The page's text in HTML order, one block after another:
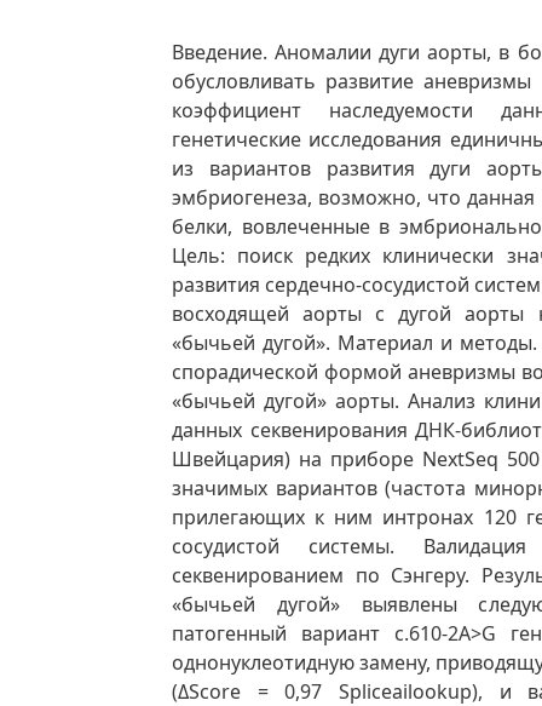
Введение. Аномалии дуги аорты, в
обусловливать развитие
коэффициент наследуемости
генетические исследования
из вариантов развития дуги
эмбриогенеза, возможно, что
белки, вовлеченные в
Цель: поиск редких клинически
развития сердечно-сосудистой
восходящей аорты с дугой аорты
«бычьей дугой». Материал и
спорадической формой аневризмы
«бычьей дугой» аорты. Анализ
данных секвенирования ДНК-
Швейцария) на приборе NextSeq
значимых вариантов (частота
прилегающих к ним интронах 120
сосудистой системы.
секвенированием по Сэнгеру.
«бычьей дугой» выявлены
патогенный вариант c.610-2A>G
однонуклеотидную замену,
(ΔScore = 0,97 Spliceailookup), и